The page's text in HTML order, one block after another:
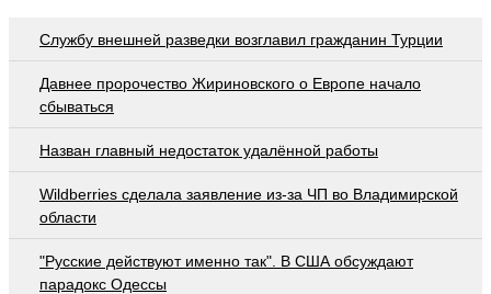
Службу внешней разведки возглавил гражданин Турции
Давнее пророчество Жириновского о Европе начало
сбываться
Назван главный недостаток удалённой работы
Wildberries cделала заявление из-за ЧП во Владимирской
области
"Русские действуют именно так". В США обсуждают
парадокс Одессы